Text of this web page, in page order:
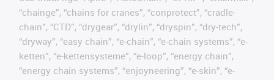
“chainge”, “chains for cranes”, “conprotect”, “cradle-
chain”, “CTD”, “drygear”, “drylin”, “dryspin”, “dry-tech”,
“dryway”, “easy chain”, “e-chain”, “e-chain systems”, “e-
ketten”, “e-kettensysteme”, “e-loop”, “energy chain”,
“energy chain systems”, “enjoyneering”, “e-skin”, “e-